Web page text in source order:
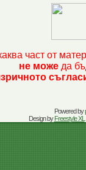
част от
не може да
Powered by
Design byFreestyle XL